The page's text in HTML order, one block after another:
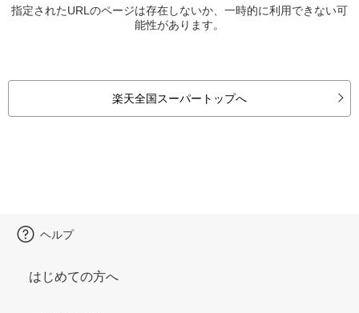
指定されたURLのページは存在しないか、一時的に利用できない可
能性があります。
楽天全国スーパートップへ
ヘルプ
はじめての方へ